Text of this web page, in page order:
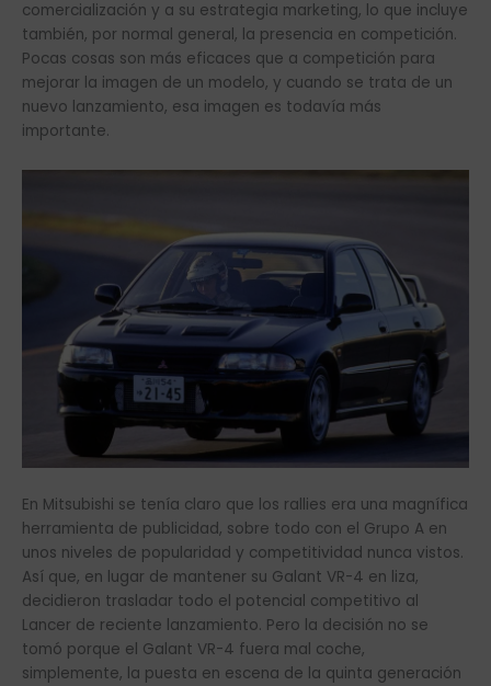
comercialización y a su estrategia marketing, lo que incluye
también, por normal general, la presencia en competición.
Pocas cosas son más eficaces que a competición para
mejorar la imagen de un modelo, y cuando se trata de un
nuevo lanzamiento, esa imagen es todavía más
importante.
En Mitsubishi se tenía claro que los rallies era una magnífica
herramienta de publicidad, sobre todo con el Grupo A en
unos niveles de popularidad y competitividad nunca vistos.
Así que, en lugar de mantener su Galant VR-4 en liza,
decidieron trasladar todo el potencial competitivo al
Lancer de reciente lanzamiento. Pero la decisión no se
tomó porque el Galant VR-4 fuera mal coche,
simplemente, la puesta en escena de la quinta generación